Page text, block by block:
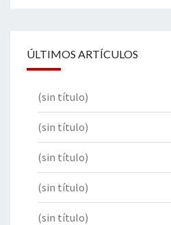
ÚLTIMOS ARTÍCULOS
(sin título)
(sin título)
(sin título)
(sin título)
(sin título)